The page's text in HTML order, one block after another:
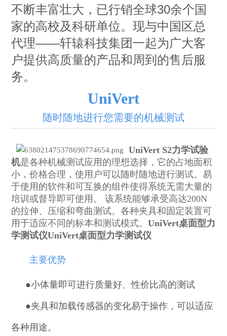
不断丰富壮大，已行销全球30余个国
家的高校及科研单位。现与中国区总
代理——轩辕科技集团一起为广大客
户提供高质量的产品和周到的售后服
务。
UniVert
随时随地进行您需要的机械测试
UniVert S2力学试验
机是各种机械测试应用的理想选择，它的占地面积
小，价格合理，使用户可以随时随地进行测试。易
于使用的软件和可互换的组件使得系统无需大量的
培训或督导即可使用。 该系统能够承受高达200N
的拉伸、压缩和弯曲测试。各种夹具和固定装置可
用于适应不同的标本和测试模式。UniVert桌面型力
学测试仪UniVert桌面型力学测试仪
主要优势
●小体量即可进行质量好、性价比高的测试
●夹具和加载传感器的变化易于操作，可以适应
各种用途。